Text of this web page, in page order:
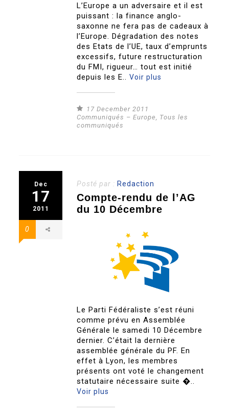
L’Europe a un adversaire et il est
puissant : la finance anglo-
saxonne ne fera pas de cadeaux à
l’Europe. Dégradation des notes
des Etats de l’UE, taux d’emprunts
excessifs, future restructuration
du FMI, rigueur… tout est initié
depuis les E..Voir plus
17 December 2011
Communiqués – Europe, Tous les
communiqués
Dec
17
2011
0
Posté par : Redaction
Compte-rendu de l’AG
du 10 Décembre
Le Parti Fédéraliste s’est réuni
comme prévu en Assemblée
Générale le samedi 10 Décembre
dernier. C’était la dernière
assemblée générale du PF. En
effet à Lyon, les membres
présents ont voté le changement
statutaire nécessaire suite �..
Voir plus